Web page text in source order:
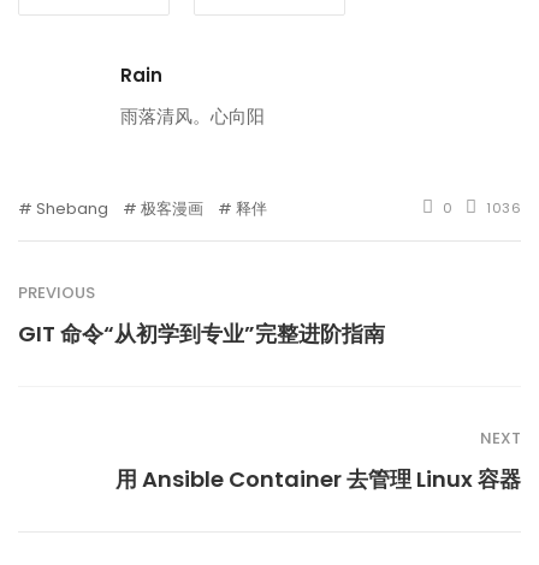
Rain
雨落清风。心向阳
Shebang 极客漫画 释伴 0 1036
PREVIOUS
GIT 命令“从初学到专业”完整进阶指南
NEXT
用 Ansible Container 去管理 Linux 容器